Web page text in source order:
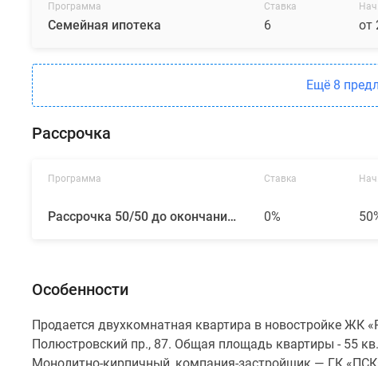
Программа
Семейная ипотека
Ставка
6 от
Ещё 8
Рассрочка
Программа
Рассрочка 50/50 до окончания строительства от ГК «ПСК»
Ставка
0%
Особенности
Продается двухкомнатная квартира в новостройке ЖК
Полюстровский пр., 87. Общая площадь квартиры - 55